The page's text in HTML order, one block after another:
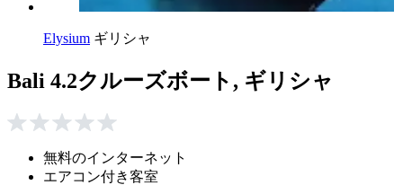
Elysium ギリシャ
Bali 4.2クルーズボート, ギリシャ
無料のインターネット
エアコン付き客室